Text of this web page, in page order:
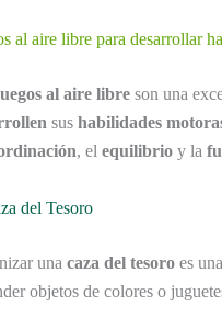
al aire libre para desarrollar
al aire libre son una
sus habilidades
, el equilibrio y la
del Tesoro
una caza del tesoro es
objetos de colores o